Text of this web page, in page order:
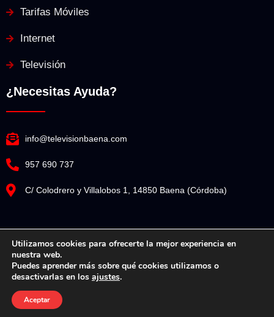
Tarifas Móviles
Internet
Televisión
¿Necesitas Ayuda?
info@televisionbaena.com
957 690 737
C/ Colodrero y Villalobos 1, 14850 Baena (Córdoba)
Televisión Baena© Copyright 2025. Todos los derechos reservados.
Utilizamos cookies para ofrecerte la mejor experiencia en
nuestra web.
Puedes aprender más sobre qué cookies utilizamos o
desactivarlas en los ajustes.
Aceptar